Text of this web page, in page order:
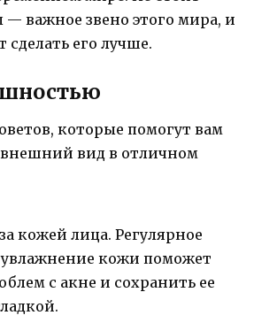
— важное звено этого мира, и
его лучше.
которые помогут вам
внешний вид в отличном
кожей лица. Регулярное
кожи поможет
с акне и сохранить ее